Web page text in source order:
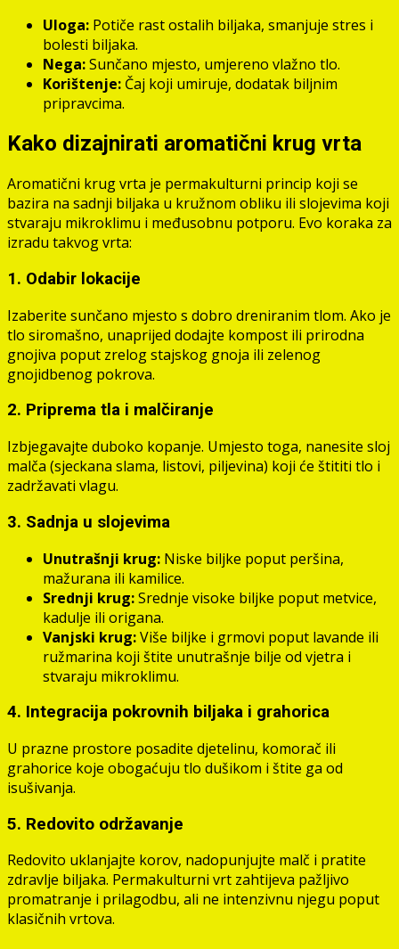
Uloga: Potiče rast ostalih biljaka, smanjuje stres i
bolesti biljaka.
Nega:Sunčano mjesto, umjereno vlažno tlo.
Korištenje: Čaj koji umiruje, dodatak biljnim
pripravcima.
Kako dizajnirati aromatični krug vrta
Aromatični krug vrta je permakulturni princip koji se
bazira na sadnji biljaka u kružnom obliku ili slojevima koji
stvaraju mikroklimu i međusobnu potporu. Evo koraka za
izradu takvog vrta:
1. Odabir lokacije
Izaberite sunčano mjesto s dobro dreniranim tlom. Ako je
tlo siromašno, unaprijed dodajte kompost ili prirodna
gnojiva poput zrelog stajskog gnoja ili zelenog
gnojidbenog pokrova.
2. Priprema tla i malčiranje
Izbjegavajte duboko kopanje. Umjesto toga, nanesite sloj
malča (sjeckana slama, listovi, piljevina) koji će štititi tlo i
zadržavati vlagu.
3. Sadnja u slojevima
Unutrašnji krug: Niske biljke poput peršina,
mažurana ili kamilice.
Srednji krug:Srednje visoke biljke poput metvice,
kadulje ili origana.
Vanjski krug:Više biljke i grmovi poput lavande ili
ružmarina koji štite unutrašnje bilje od vjetra i
stvaraju mikroklimu.
4. Integracija pokrovnih biljaka i grahorica
U prazne prostore posadite djetelinu, komorač ili
grahorice koje obogaćuju tlo dušikom i štite ga od
isušivanja.
5. Redovito održavanje
Redovito uklanjajte korov, nadopunjujte malč i pratite
zdravlje biljaka. Permakulturni vrt zahtijeva pažljivo
promatranje i prilagodbu, ali ne intenzivnu njegu poput
klasičnih vrtova.